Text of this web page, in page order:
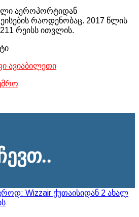
აეროპორტიდან
რაოდენობაც. 2017 წლის
რეისს ითვლის.
ავიაბილეთი